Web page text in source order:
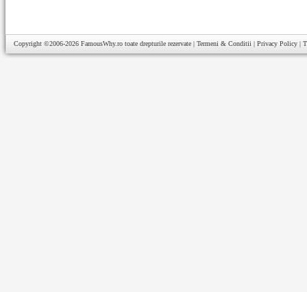
Copyright ©2006-2026 FamousWhy.ro toate drepturile rezervate | Termeni & Conditii | Privacy Policy |